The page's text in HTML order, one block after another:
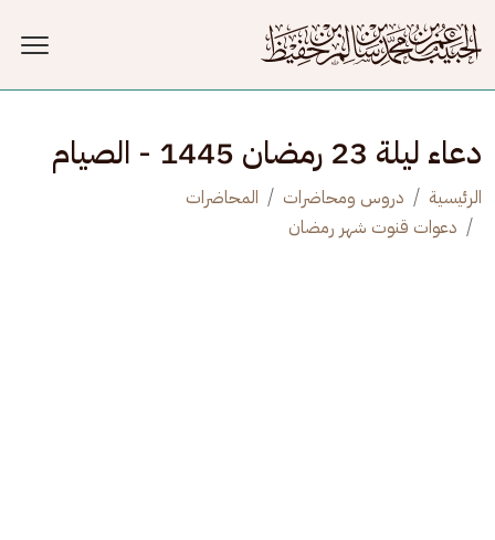
دعاء ليلة 23 رمضان 1445 - الصيام
الرئيسية دروس ومحاضرات
المحاضرات
دعوات قنوت شهر رمضان